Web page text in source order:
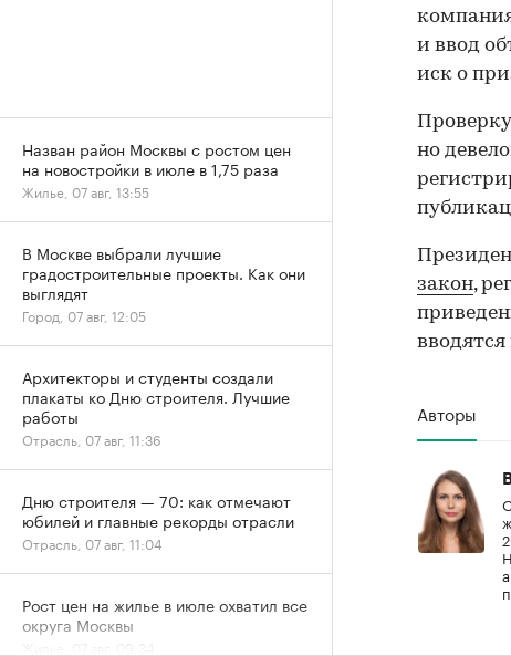
и ввод
иск о
но
закон,
Авторы
Назван район Москвы с ростом цен
на новостройки в июле в 1,75 раза
Жилье, 07 авг, 13:55
В Москве выбрали лучшие
градостроительные проекты. Как они
выглядят
Город, 07 авг, 12:05
Архитекторы и студенты создали
плакаты ко Дню строителя. Лучшие
работы
Отрасль, 07 авг, 11:36
Дню строителя — 70: как отмечают
юбилей и главные рекорды отрасли
Отрасль, 07 авг, 11:04
Рост цен на жилье в июле охватил все
округа Москвы